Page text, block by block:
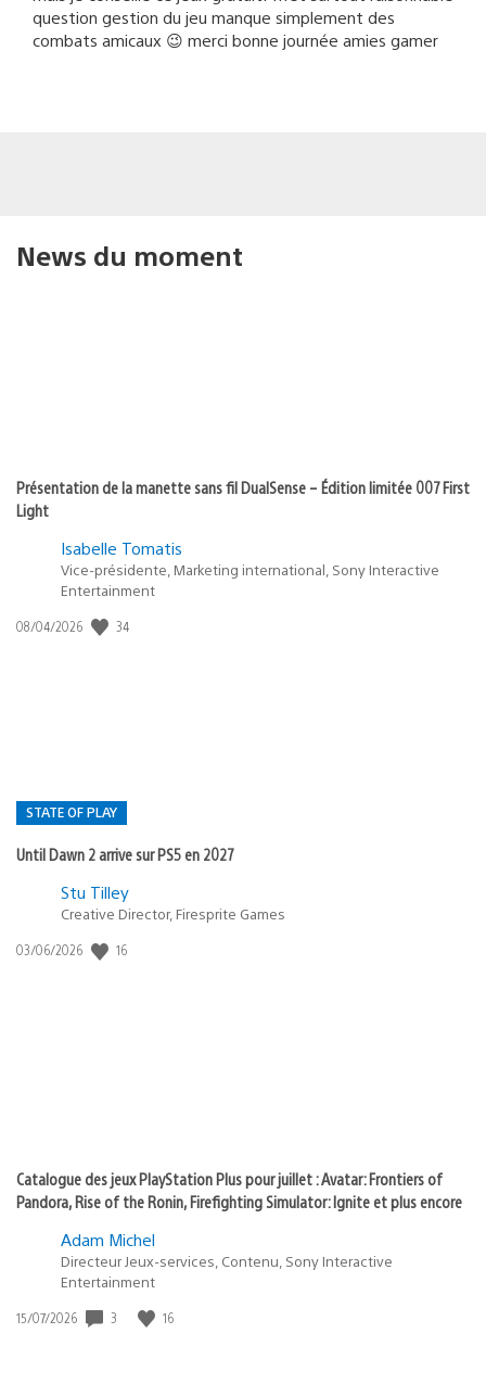
question gestion du jeu manque simplement des
combats amicaux 😉 merci bonne journée amies gamer
News du moment
Présentation de la manette sans fil DualSense – Édition limitée 007 First
Light
Isabelle Tomatis
Vice-présidente, Marketing international, Sony Interactive
Entertainment
Date
08/04/2026 34
STATE OF PLAY
Until Dawn 2 arrive sur PS5 en 2027
Postée
:
Stu Tilley
Creative Director, Firesprite Games
Date
03/06/2026 16
Catalogue des jeux PlayStation Plus pour juillet : Avatar: Frontiers of
Pandora, Rise of the Ronin, Firefighting Simulator: Ignite et plus encore
Adam Michel
Directeur Jeux-services, Contenu, Sony Interactive
Entertainment
Date
15/07/2026 3 16